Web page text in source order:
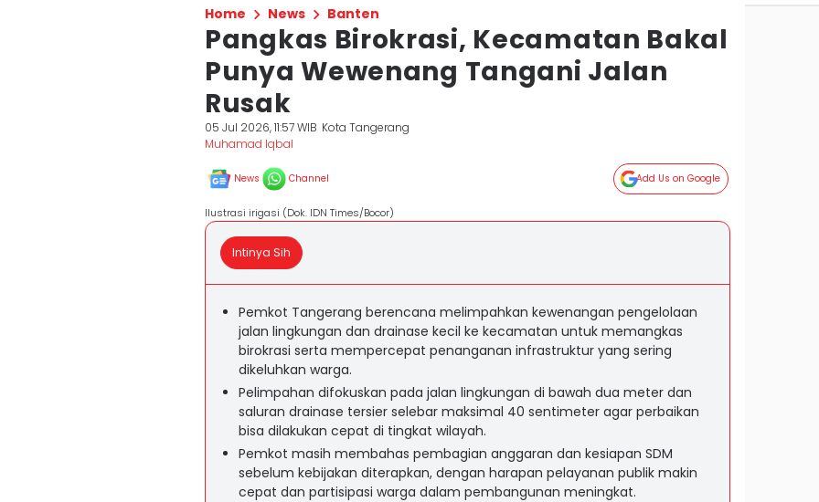
Home News Banten
Pangkas Birokrasi, Kecamatan Bakal
Punya Wewenang Tangani Jalan
Rusak
05 Jul 2026, 11:57 WIB Kota Tangerang
Muhamad Iqbal
News Channel Add Us on Google
Ilustrasi irigasi (Dok. IDN Times/Bocor)
Intinya Sih
Pemkot Tangerang berencana melimpahkan kewenangan pengelolaan
jalan lingkungan dan drainase kecil ke kecamatan untuk memangkas
birokrasi serta mempercepat penanganan infrastruktur yang sering
dikeluhkan warga.
Pelimpahan difokuskan pada jalan lingkungan di bawah dua meter dan
saluran drainase tersier selebar maksimal 40 sentimeter agar perbaikan
bisa dilakukan cepat di tingkat wilayah.
Pemkot masih membahas pembagian anggaran dan kesiapan SDM
sebelum kebijakan diterapkan, dengan harapan pelayanan publik makin
cepat dan partisipasi warga dalam pembangunan meningkat.